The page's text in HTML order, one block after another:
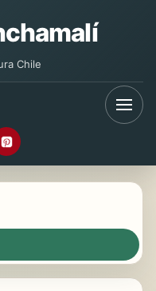
Chile